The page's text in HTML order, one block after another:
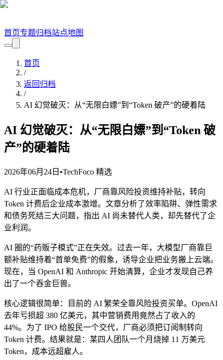
首页专题归档站点地图
首页
/
返回归档
/
AI 幻觉破灭：从“无限白嫖”到“Token 破产”的硬着陆
AI 幻觉破灭：从“无限白嫖”到“Token 破
产”的硬着陆
2026年06月24日 •TechFoco 精选
AI 行业正面临成本危机，厂商靠风险投资维持补贴，转向
Token 计费后企业成本激增。文章分析了效率陷阱、弹性需求
和债务死结三大问题，指出 AI 尚未替代人类，却先替代了企
业利润。
AI 圈的“药贩子模式”正在失效。过去一年，大模型厂商靠巨
额补贴维持着“首单免费”的假象，诱导企业把业务搬上云端。
现在，当 OpenAI 和 Anthropic 开始清算，企业才发现自己养
出了一个吞金巨兽。
核心逻辑很简单：目前的 AI 繁荣全靠风险投资买单。OpenAI
去年亏损超 380 亿美元，其中营销费用竟然占了收入的
44%。为了 IPO 给股民一个交代，厂商必须把订阅制转向
Token 计费。结果就是：某四人团队一个月烧掉 11 万美元
Token，成本远超雇人。